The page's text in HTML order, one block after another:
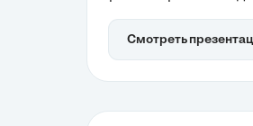
возбуждения, такие
двигатель, а также
Углубленный анализ
Смотреть